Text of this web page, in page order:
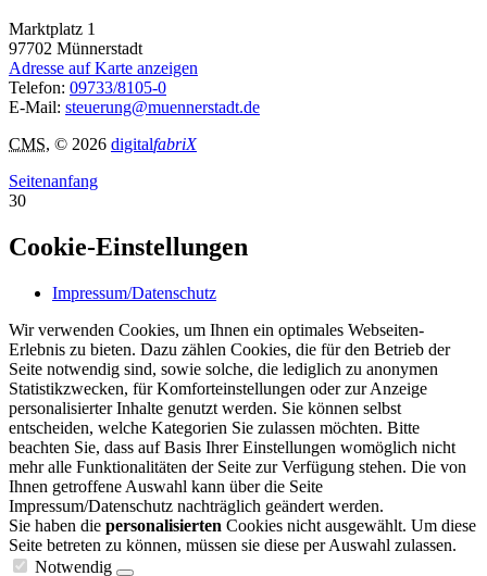
Marktplatz 1
97702 Münnerstadt
Adresse auf Karte anzeigen
Telefon: 09733/8105-0
E-Mail: steuerung@muennerstadt.de
CMS, © 2026 digitalfabriX
Seitenanfang
30
Cookie-Einstellungen
Impressum/Datenschutz
Wir verwenden Cookies, um Ihnen ein optimales Webseiten-
Erlebnis zu bieten. Dazu zählen Cookies, die für den Betrieb der
Seite notwendig sind, sowie solche, die lediglich zu anonymen
Statistikzwecken, für Komforteinstellungen oder zur Anzeige
personalisierter Inhalte genutzt werden. Sie können selbst
entscheiden, welche Kategorien Sie zulassen möchten. Bitte
beachten Sie, dass auf Basis Ihrer Einstellungen womöglich nicht
mehr alle Funktionalitäten der Seite zur Verfügung stehen. Die von
Ihnen getroffene Auswahl kann über die Seite
Impressum/Datenschutz nachträglich geändert werden.
Sie haben die personalisierten Cookies nicht ausgewählt. Um diese
Seite betreten zu können, müssen sie diese per Auswahl zulassen.
Notwendig